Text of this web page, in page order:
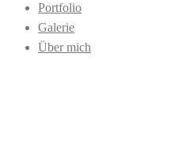
Portfolio
Galerie
Über mich